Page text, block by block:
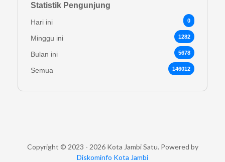
Statistik Pengunjung
Hari ini 0
Minggu ini 1282
Bulan ini 5678
Semua 146012
Copyright © 2023 - 2026 Kota Jambi Satu. Powered by
Diskominfo Kota Jambi